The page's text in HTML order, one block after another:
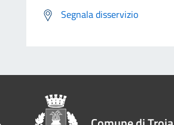
Segnala disservizio